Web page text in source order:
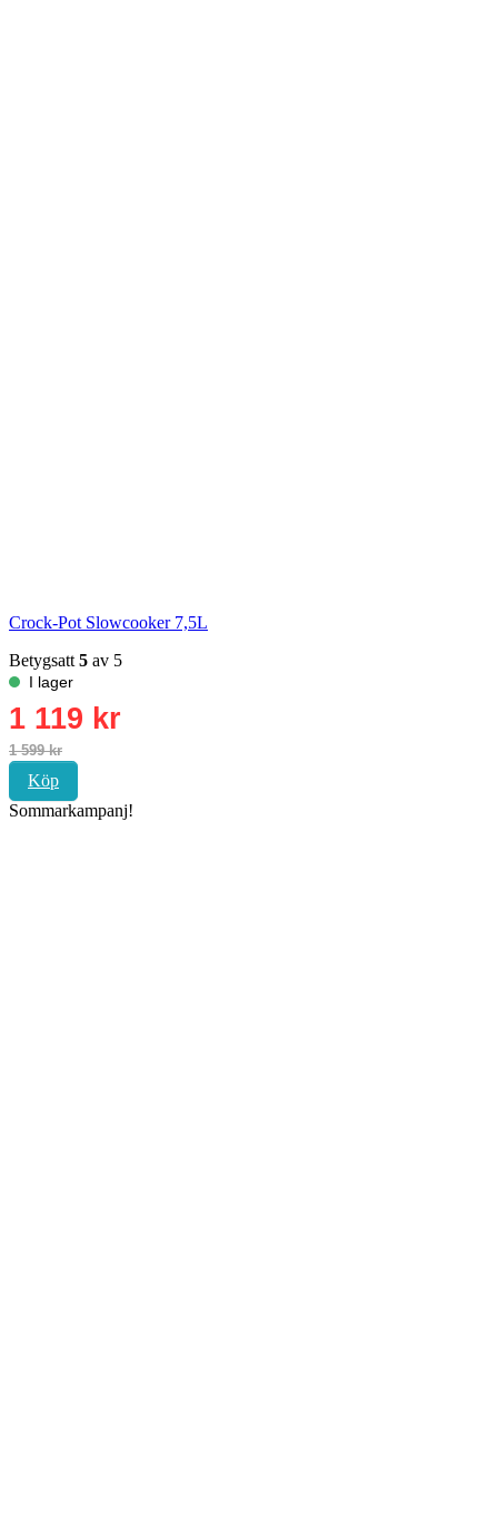
Crock-Pot Slowcooker 7,5L
Betygsatt 5 av 5
Köp
Sommarkampanj!